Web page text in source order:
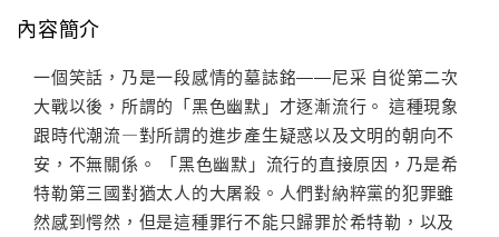
內容簡介
一個笑話，乃是一段感情的墓誌銘――尼采 自從第二次
大戰以後，所謂的「黑色幽默」才逐漸流行。 這種現象
跟時代潮流—對所謂的進步產生疑惑以及文明的朝向不
安，不無關係。 「黑色幽默」流行的直接原因，乃是希
特勒第三國對猶太人的大屠殺。人們對納粹黨的犯罪雖
然感到愕然，但是這種罪行不能只歸罪於希特勒，以及